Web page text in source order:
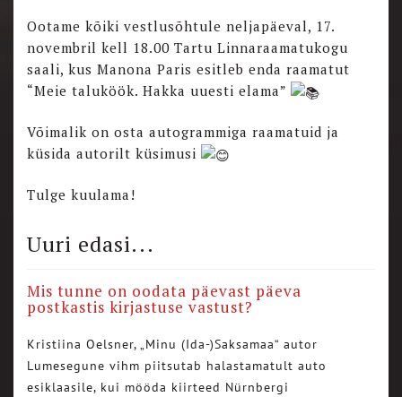
Ootame kõiki vestlusõhtule neljapäeval, 17.
novembril kell 18.00 Tartu Linnaraamatukogu
saali, kus Manona Paris esitleb enda raamatut
“Meie taluköök. Hakka uuesti elama”
Võimalik on osta autogrammiga raamatuid ja
küsida autorilt küsimusi
Tulge kuulama!
Uuri edasi...
Mis tunne on oodata päevast päeva
postkastis kirjastuse vastust?
Kristiina Oelsner, „Minu (Ida-)Saksamaa“ autor
Lumesegune vihm piitsutab halastamatult auto
esiklaasile, kui mööda kiirteed Nürnbergi